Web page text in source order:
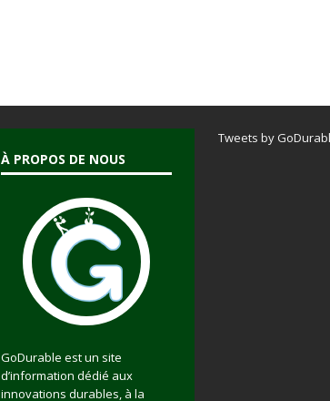
À PROPOS DE NOUS
GoDurable est un site
d’information dédié aux
innovations durables, à la
Tweets by